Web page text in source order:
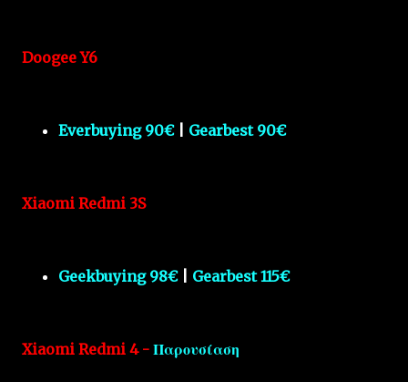
Doogee Y6
Everbuying 90€| Gearbest 90€
Xiaomi Redmi 3S
Geekbuying 98€| Gearbest 115€
Xiaomi Redmi 4 - Παρουσίαση